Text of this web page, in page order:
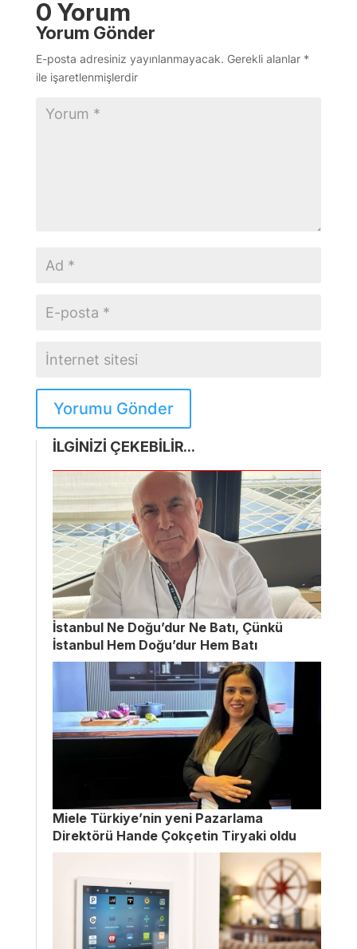
0 Yorum
Yorum Gönder
E-posta adresiniz yayınlanmayacak. Gerekli alanlar *
ile işaretlenmişlerdir
Yorumu Gönder
İLGİNİZİ ÇEKEBİLİR...
İstanbul Ne Doğu’dur Ne Batı, Çünkü
İstanbul Hem Doğu’dur Hem Batı
Miele Türkiye’nin yeni Pazarlama
Direktörü Hande Çokçetin Tiryaki oldu